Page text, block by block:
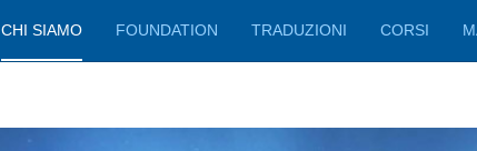
CHI SIAMO FOUNDATION TRADUZIONI CORSI